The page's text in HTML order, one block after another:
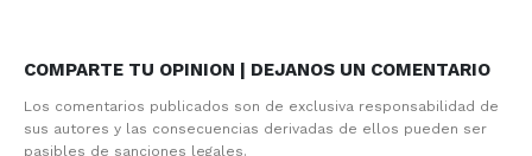
COMPARTE TU OPINION | DEJANOS UN COMENTARIO
Los comentarios publicados son de exclusiva responsabilidad de
sus autores y las consecuencias derivadas de ellos pueden ser
pasibles de sanciones legales.